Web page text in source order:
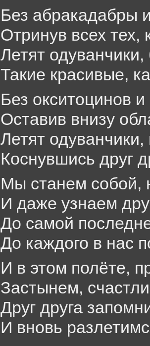
Без абракадабры
Отринув всех тех,
Летят
Такие красивые,
Без окситоцинов
Оставив внизу
Летят
Коснувшись друг
Мы станем собой,
И даже узнаем
До самой
До каждого в нас
И в этом полёте,
Застынем,
Друг друга
И вновь